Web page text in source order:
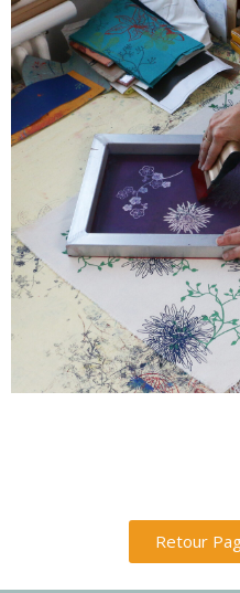
Retour